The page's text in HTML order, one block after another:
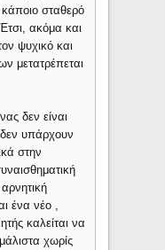
σταθερό
ακόμα και
ψυχικό και
μετατρέπεται
δεν είναι
υπάρχουν
στην
ένα νέο ,
καλείται να
χωρίς